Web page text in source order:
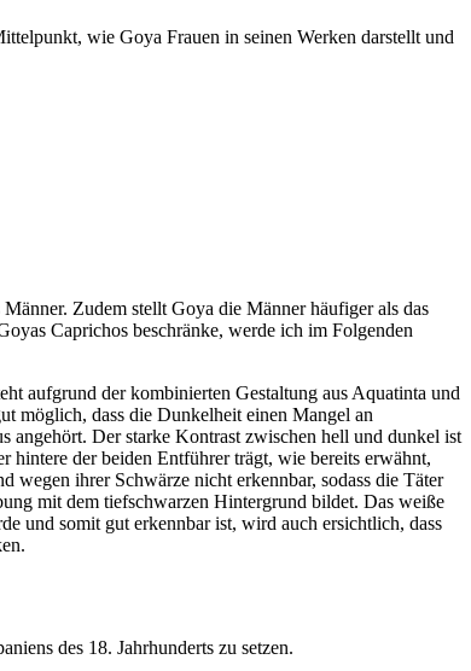
wie Goya Frauen in seinen Werken darstellt und
Zudem stellt Goya die Männer häufiger als das
Caprichos beschränke, werde ich im Folgenden
aufgrund der kombinierten Gestaltung aus Aquatinta und
möglich, dass die Dunkelheit einen Mangel an
angehört. Der starke Kontrast zwischen hell und dunkel ist
der beiden Entführer trägt, wie bereits erwähnt,
ihrer Schwärze nicht erkennbar, sodass die Täter
mit dem tiefschwarzen Hintergrund bildet. Das weiße
und somit gut erkennbar ist, wird auch ersichtlich, dass
des 18. Jahrhunderts zu setzen.